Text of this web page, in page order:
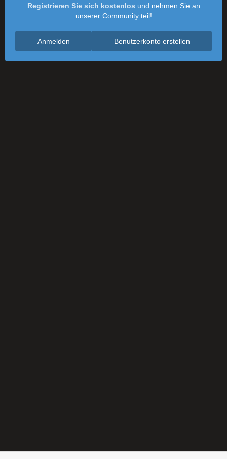
Registrieren Sie sich kostenlos und nehmen Sie an
unserer Community teil!
Benutzerkonto erstellen
Anmelden